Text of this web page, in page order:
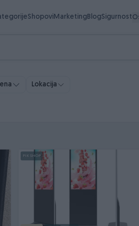
ShopoviMarketingBlogSigurnost
Lokacija
PIK SHOP